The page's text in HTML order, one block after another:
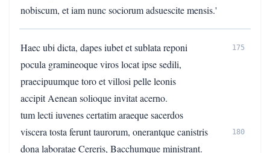
nobiscum, et iam nunc sociorum adsuescite mensis.'
Haec ubi dicta, dapes iubet et sublata reponi 175
pocula gramineoque viros locat ipse sedili,
praecipuumque toro et villosi pelle leonis
accipit Aenean solioque invitat acerno.
tum lecti iuvenes certatim araeque sacerdos
viscera tosta ferunt taurorum, onerantque canistris
180
dona laboratae Cereris, Bacchumque ministrant.